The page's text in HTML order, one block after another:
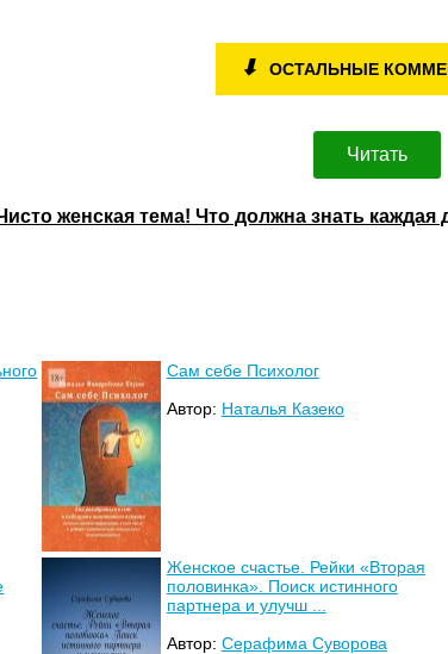
⬇ ОСТАЛЬНЫЕ
Читать
женская тема! Что должна знать
Сам себе Психолог
Автор: Наталья Казеко
Женское счастье. Рейки «Вторая
половинка». Поиск истинного
партнера и улучш ...
Автор: Серафима Суворова